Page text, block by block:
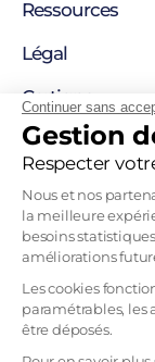
Continuer sans
Gestion
Respecter
Nous et nos
la meilleure
besoins
améliorations
Les cookies
paramétrables, les
être déposés.
Certificat
Hébergement
Solutions pour
Ressources
Support
Blog
Légal
Mentions légales
Autorités de
Liste de
Politique
Politique de
Tableau
Certigna
À propos
Pourquoi nous
Recrutement
Mentions légales
CGVU
CGU
Politique